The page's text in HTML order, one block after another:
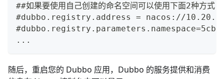
##如果要使用自己创建的命名空间可以使用下面2种方式
#dubbo.registry.address = nacos://
...
随后，重启您的 Dubbo 应用，Dubbo 的服务提供和消费